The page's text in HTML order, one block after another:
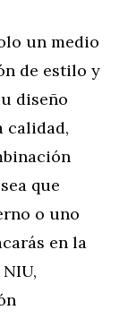
un medio
de estilo y
diseño
calidad,
que
o uno
en la